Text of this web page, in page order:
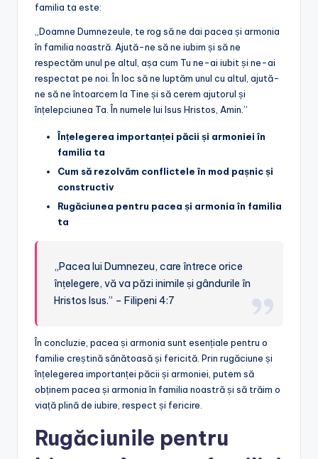
familia ta este:
„Doamne Dumnezeule, te rog să ne dai pacea și armonia
în familia noastră. Ajută-ne să ne iubim și să ne
respectăm unul pe altul, așa cum Tu ne-ai iubit și ne-ai
respectat pe noi. În loc să ne luptăm unul cu altul, ajută-
ne să ne întoarcem la Tine și să cerem ajutorul și
înțelepciunea Ta. În numele lui Isus Hristos, Amin.”
Înțelegerea importanței păcii și armoniei în
familia ta
Cum să rezolvăm conflictele în mod pașnic și
constructiv
Rugăciunea pentru pacea și armonia în familia
ta
„Pacea lui Dumnezeu, care întrece orice
înțelegere, vă va păzi inimile și gândurile în
Hristos Isus.” – Filipeni 4:7
În concluzie, pacea și armonia sunt esențiale pentru o
familie creștină sănătoasă și fericită. Prin rugăciune și
înțelegerea importanței păcii și armoniei, putem să
obținem pacea și armonia în familia noastră și să trăim o
viață plină de iubire, respect și fericire.
Rugăciunile pentru